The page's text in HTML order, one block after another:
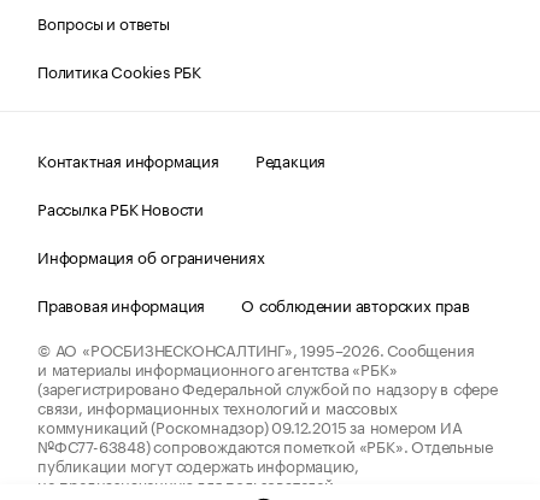
Вопросы и ответы
Политика Cookies РБК
Контактная информация
Редакция
Рассылка РБК Новости
Информация об ограничениях
Правовая информация
О соблюдении авторских прав
© АО «РОСБИЗНЕСКОНСАЛТИНГ»,1995–2026.Сообщения
и материалы информационного агентства «РБК»
(зарегистрировано Федеральной службой по надзору в сфере
связи, информационных технологий и массовых
коммуникаций (Роскомнадзор) 09.12.2015 за номером ИА
№ФС77-63848) сопровождаются пометкой «РБК». Отдельные
публикации могут содержать информацию,
не предназначенную для пользователей